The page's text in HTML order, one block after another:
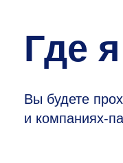
Где
Вы будете
и компаниях-